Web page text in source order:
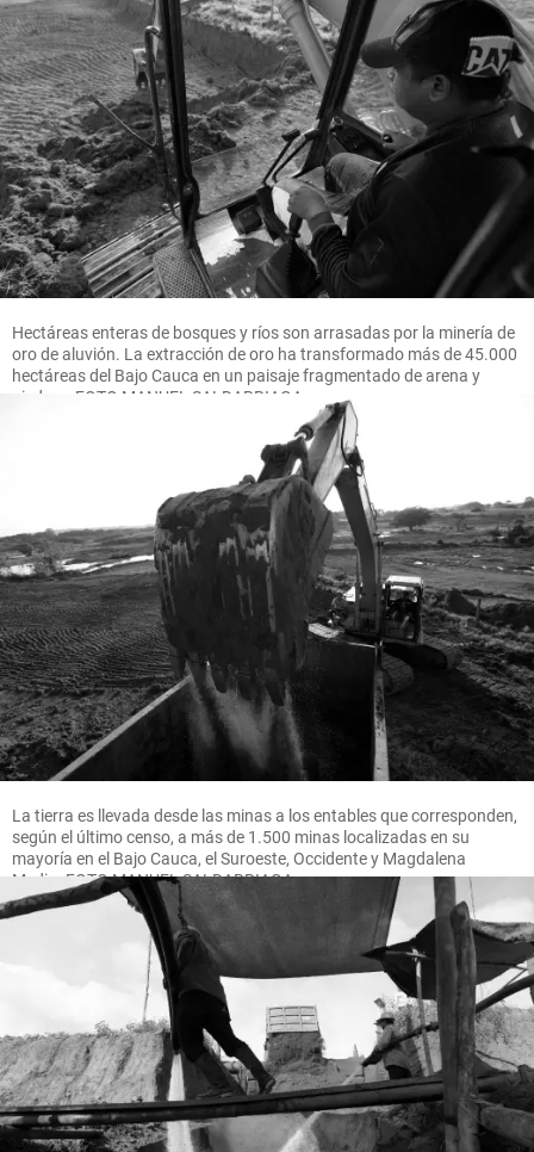
Hectáreas enteras de bosques y ríos son arrasadas por la minería de
oro de aluvión. La extracción de oro ha transformado más de 45.000
hectáreas del Bajo Cauca en un paisaje fragmentado de arena y
piedras. FOTO MANUEL SALDARRIAGA
La tierra es llevada desde las minas a los entables que corresponden,
según el último censo, a más de 1.500 minas localizadas en su
mayoría en el Bajo Cauca, el Suroeste, Occidente y Magdalena
Medio. FOTO MANUEL SALDARRIAGA